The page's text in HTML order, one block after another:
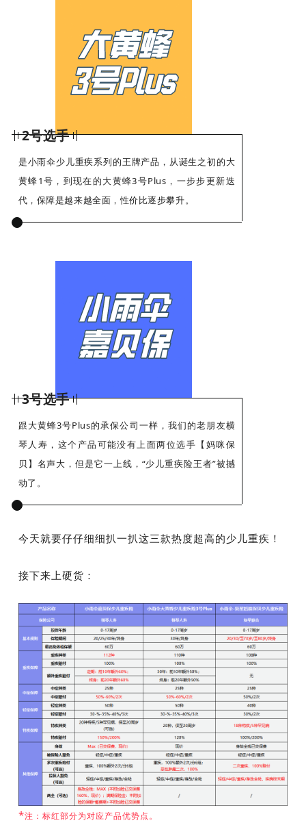
2号选手
是小雨伞少儿重疾系列的王牌产品，从诞生之初的大
黄蜂1号，到现在的大黄蜂3号Plus，一步步更新迭
代，保障是越来越全面，性价比逐步攀升。
3号选手
跟大黄蜂3号Plus的承保公司一样，我们的老朋友横
琴人寿，这个产品可能没有上面两位选手【妈咪保
贝】名声大，但是它一上线，“少儿重疾险王者”被撼
动了。
今天就要仔仔细细扒一扒这三款热度超高的少儿重疾！
接下来上硬货：
*注：标红部分为对应产品优势点。